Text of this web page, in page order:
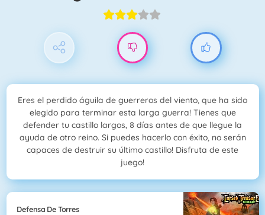
Eres el perdido águila de guerreros del viento, que ha sido
elegido para terminar esta larga guerra! Tienes que
defender tu castillo largos, 8 días antes de que llegue la
ayuda de otro reino. Si puedes hacerlo con éxito, no serán
capaces de destruir su último castillo! Disfruta de este
juego!
Defensa De Torres